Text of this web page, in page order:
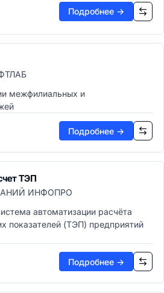
Подробнее →
межфилиальных и
Подробнее →
ТЭП
ИНФОПРО
автоматизации расчёта
показателей (ТЭП) предприятий
Подробнее →